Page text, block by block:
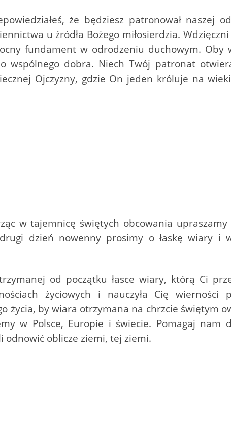
że będziesz patronował naszej
u źródła Bożego miłosierdzia. Wdzięczni
fundament w odrodzeniu duchowym. Oby
wspólnego dobra. Niech Twój patronat
Ojczyzny, gdzie On jeden króluje na
w tajemnicę świętych obcowania upraszamy
dzień nowenny prosimy o łaskę wiary i
od początku łasce wiary, którą Ci
życiowych i nauczyła Cię wierności
życia, by wiara otrzymana na chrzcie świętym
w Polsce, Europie i świecie. Pomagaj nam
odnowić oblicze ziemi, tej ziemi.